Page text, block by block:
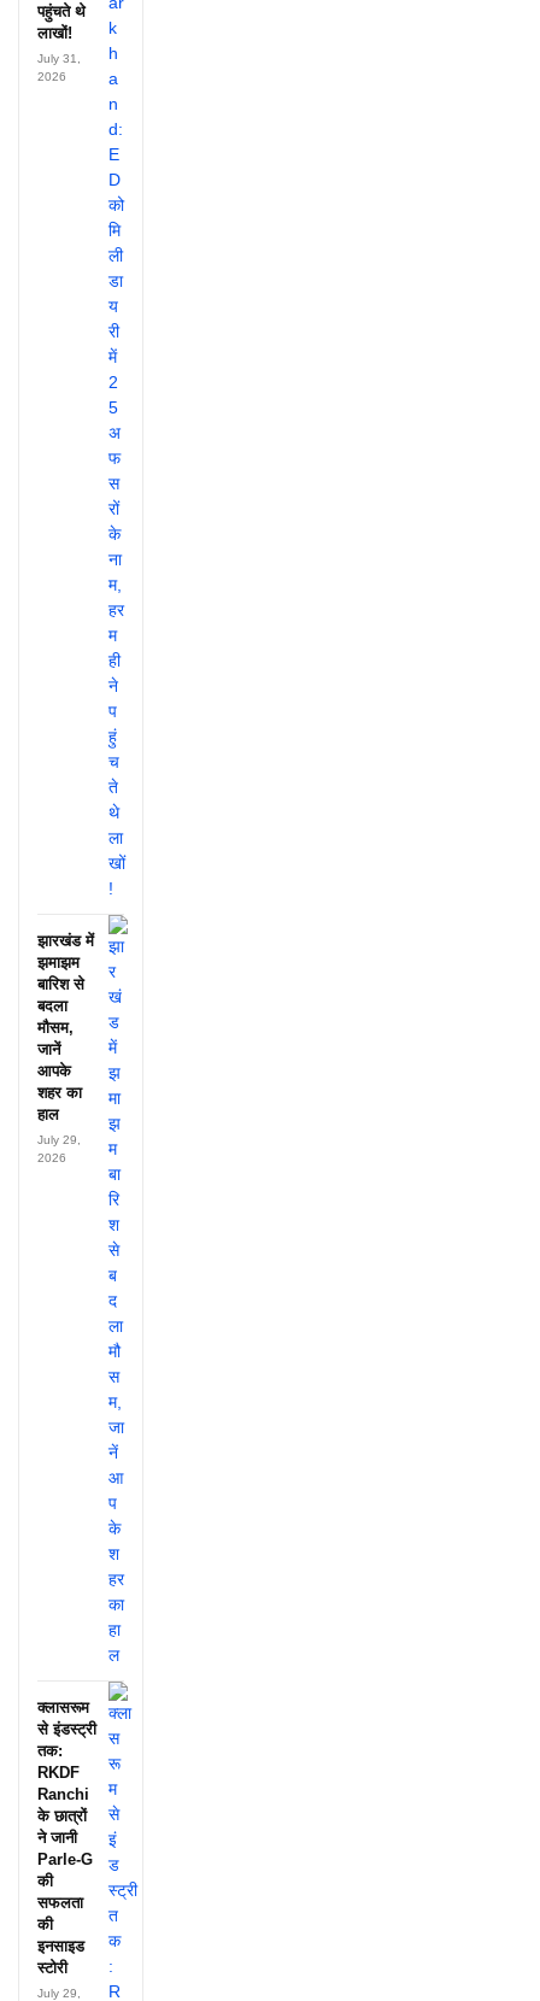
पहुंचते थे
लाखों!
July 31,
2026
झारखंड में
झमाझम
बारिश से
बदला
मौसम,
जानें
आपके
शहर का
हाल
July 29,
2026
क्लासरूम
से इंडस्ट्री
तक:
RKDF
Ranchi
के छात्रों
ने जानी
Parle-G
की
सफलता
की
इनसाइड
स्टोरी
July 29,